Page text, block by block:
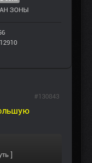
ЗOНЫ
#130843